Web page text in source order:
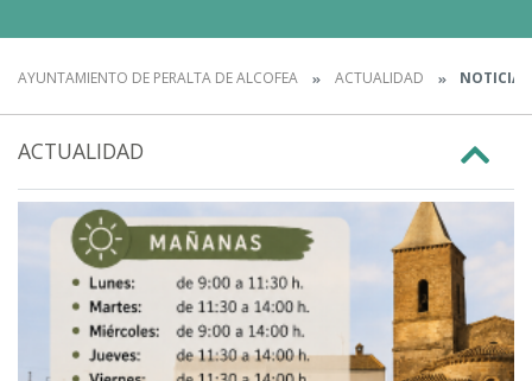
AYUNTAMIENTO DE PERALTA DE ALCOFEA ACTUALIDAD NOTICIAS
ACTUALIDAD